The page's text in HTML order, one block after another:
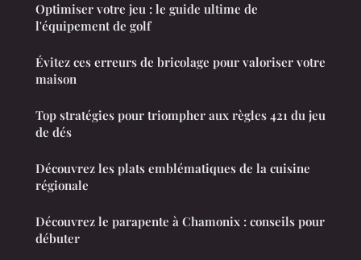
Optimiser votre jeu : le guide ultime de
l'équipement de golf
Évitez ces erreurs de bricolage pour valoriser votre
maison
Top stratégies pour triompher aux règles 421 du jeu
de dés
Découvrez les plats emblématiques de la cuisine
régionale
Découvrez le parapente à Chamonix : conseils pour
débuter